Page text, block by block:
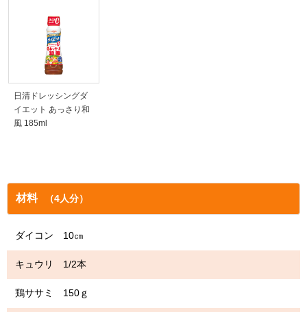
日清ドレッシングダ
イエット あっさり和
風 185ml
材料 （4人分）
ダイコン 10㎝
キュウリ 1/2本
鶏ササミ 150ｇ